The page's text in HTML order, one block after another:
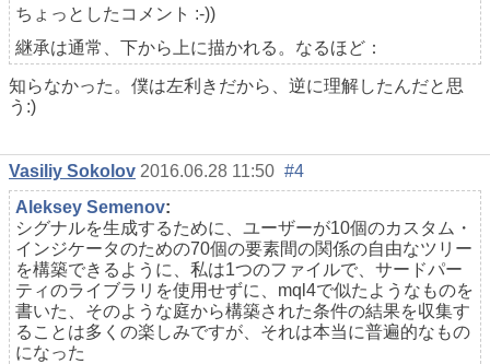
ちょっとしたコメント :-))
継承は通常、下から上に描かれる。なるほど：
知らなかった。僕は左利きだから、逆に理解したんだと思
う:)
Vasiliy Sokolov 2016.06.28 11:50 #4
Aleksey Semenov:
シグナルを生成するために、ユーザーが10個のカスタム・
インジケータのための70個の要素間の関係の自由なツリー
を構築できるように、私は1つのファイルで、サードパー
ティのライブラリを使用せずに、mql4で似たようなものを
書いた、そのような庭から構築された条件の結果を収集す
ることは多くの楽しみですが、それは本当に普遍的なもの
になった